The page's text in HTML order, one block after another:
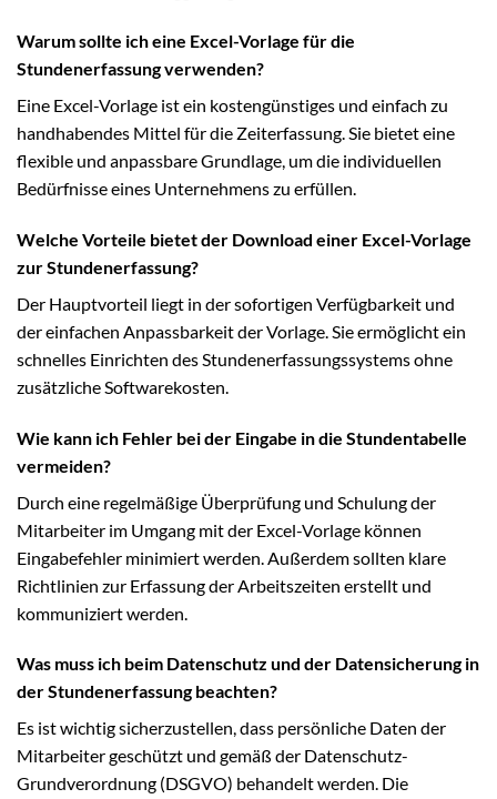
Warum sollte ich eine Excel-Vorlage für die
Stundenerfassung verwenden?
Eine Excel-Vorlage ist ein kostengünstiges und einfach zu
handhabendes Mittel für die Zeiterfassung. Sie bietet eine
flexible und anpassbare Grundlage, um die individuellen
Bedürfnisse eines Unternehmens zu erfüllen.
Welche Vorteile bietet der Download einer Excel-Vorlage
zur Stundenerfassung?
Der Hauptvorteil liegt in der sofortigen Verfügbarkeit und
der einfachen Anpassbarkeit der Vorlage. Sie ermöglicht ein
schnelles Einrichten des Stundenerfassungssystems ohne
zusätzliche Softwarekosten.
Wie kann ich Fehler bei der Eingabe in die Stundentabelle
vermeiden?
Durch eine regelmäßige Überprüfung und Schulung der
Mitarbeiter im Umgang mit der Excel-Vorlage können
Eingabefehler minimiert werden. Außerdem sollten klare
Richtlinien zur Erfassung der Arbeitszeiten erstellt und
kommuniziert werden.
Was muss ich beim Datenschutz und der Datensicherung in
der Stundenerfassung beachten?
Es ist wichtig sicherzustellen, dass persönliche Daten der
Mitarbeiter geschützt und gemäß der Datenschutz-
Grundverordnung (DSGVO) behandelt werden. Die